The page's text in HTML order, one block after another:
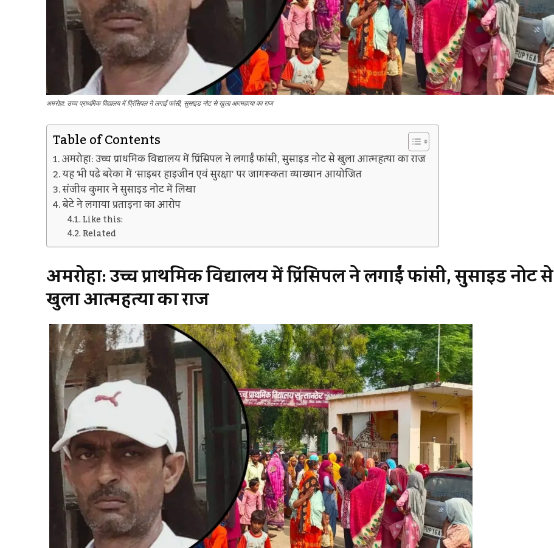
अमरोहा: उच्च प्राथमिक विद्यालय में प्रिंसिपल ने लगाईं फांसी, सुसाइड नोट से खुला आत्महत्या का राज
Table of Contents
अमरोहा: उच्च प्राथमिक विद्यालय में प्रिंसिपल ने लगाईं फांसी, सुसाइड नोट से खुला आत्महत्या का राज
यह भी पढे बरेका में ‘साइबर हाइजीन एवं सुरक्षा’ पर जागरूकता व्याख्यान आयोजित
संजीव कुमार ने सुसाइड नोट में लिखा
बेटे ने लगाया प्रताड़ना का आरोप
Like this:
Related
अमरोहा:उच्च प्राथमिक विद्यालय में प्रिंसिपल ने लगाईं फांसी, सुसाइड नोट से
खुला आत्महत्या का राज